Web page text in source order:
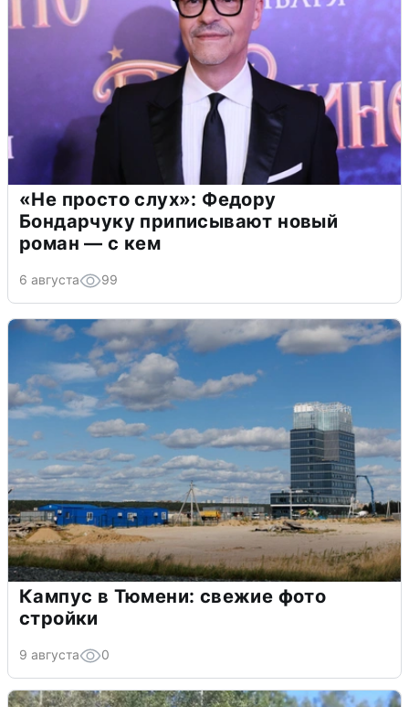
«Не просто слух»: Федору
Бондарчуку приписывают новый
роман — с кем
6 августа 99
Кампус в Тюмени: свежие фото
стройки
9 августа 0